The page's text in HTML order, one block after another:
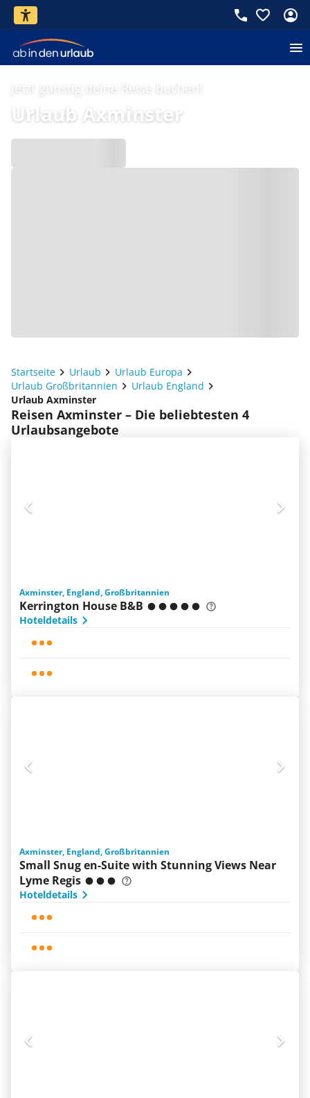
Jetzt günstig deine Reise buchen!
Urlaub Axminster
Startseite Urlaub
Urlaub Europa
Urlaub Großbritannien
Urlaub England
Urlaub Axminster
Reisen Axminster – Die beliebtesten 4
Urlaubsangebote
Axminster, England, Großbritannien
Kerrington House B&B
Hoteldetails
Axminster, England, Großbritannien
Small Snug en-Suite with Stunning Views Near
Lyme Regis
Hoteldetails